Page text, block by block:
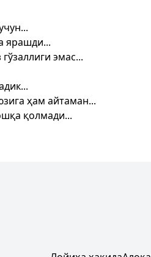
ярашди...
эмас...
ҳам айтаман...
қолмади...